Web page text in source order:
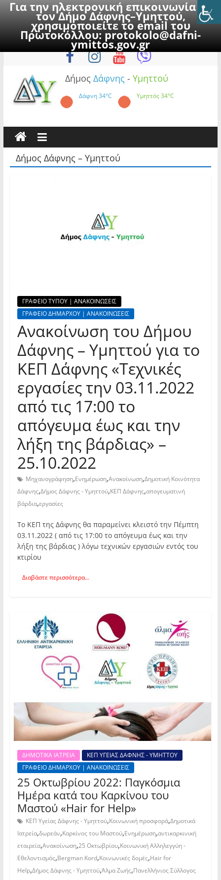
Για την ηλεκτρονική επικοινωνία με
τον Δήμο Δάφνης–Υμηττού,
χρησιμοποιείτε το email του
Πρωτοκόλλου:protokolo@dafni-
ymittos.gov.gr
to
Πέμπτη, 6 Αυγούστου 2026
Δήμος Δάφνης - Υμηττού
Δάφνη34°C Υμηττός34°C
Δήμος Δάφνης – Υμηττού
ΓΡΑΦΕΙΟ ΤΥΠΟΥ | ΑΝΑΚΟΙΝΩΣΕΙΣ
ΓΡΑΦΕΙΟ ΔΗΜΑΡΧΟΥ | ΑΝΑΚΟΙΝΩΣΕΙΣ
Ανακοίνωση του Δήμου
Δάφνης – Υμηττού για το
ΚΕΠ Δάφνης «Τεχνικές
εργασίες την 03.11.2022
από τις 17:00 το
απόγευμα έως και την
λήξη της βάρδιας» –
25.10.2022
Μηχανογράφηση,Ενημέρωση,Ανακοίνωση,Δημοτική Κοινότητα
Δάφνης,Δήμος Δάφνης - Υμηττού,ΚΕΠ Δάφνης,απογευματινή
βάρδια,εργασίες
Το ΚΕΠ της Δάφνης θα παραμείνει κλειστό την Πέμπτη
03.11.2022 ( από τις 17:00 το απόγευμα έως και την
λήξη της βάρδιας ) λόγω τεχνικών εργασιών εντός του
κτιρίου
Διαβάστε περισσότερα...
ΔΗΜΟΤΙΚΑ ΙΑΤΡΕΙΑ
ΚΕΠ ΥΓΕΙΑΣ ΔΑΦΝΗΣ - ΥΜΗΤΤΟΥ
ΓΡΑΦΕΙΟ ΔΗΜΑΡΧΟΥ | ΑΝΑΚΟΙΝΩΣΕΙΣ
25 Οκτωβρίου 2022: Παγκόσμια
Ημέρα κατά του Καρκίνου του
Μαστού «Hair for Help»
ΚΕΠ Υγείας Δάφνης - Υμηττού,Κοινωνική προσφορά,Δημοτικά
Ιατρεία,δωρεάν,Καρκίνος του Μαστού,Ενημέρωση,αντικαρκινική
εταιρεία,Ανακοίνωση,25 Οκτωβρίου,Κοινωνική Αλληλεγγύη -
Εθελοντισμός,Bergman Kord,Κοινωνικές δομές,Hair for
Help,Δήμος Δάφνης - Υμηττού,Άλμα Ζωής,Πανελλήνιος Σύλλογος